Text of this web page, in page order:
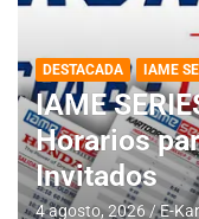
DESTACADA IAME
IAME
Horarios
Invitados
4 agosto, 2026 E-